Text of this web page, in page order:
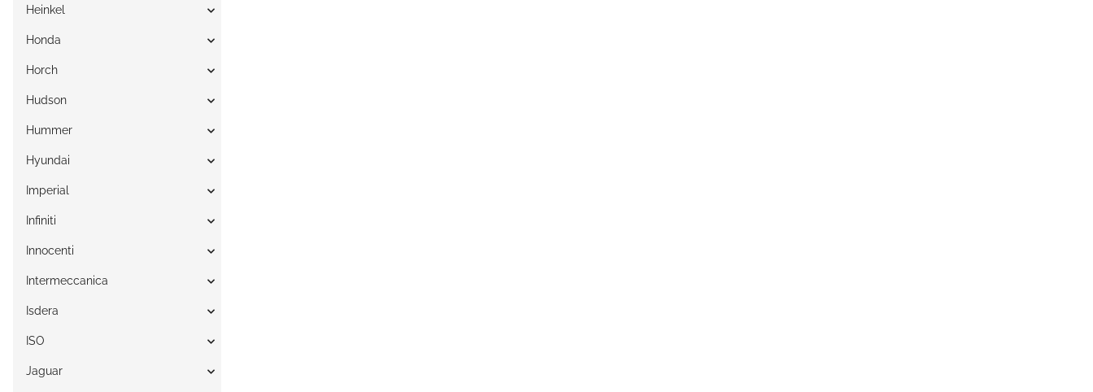
Heinkel
Honda
Horch
Hudson
Hummer
Hyundai
Imperial
Infiniti
Innocenti
Intermeccanica
Isdera
ISO
Jaguar